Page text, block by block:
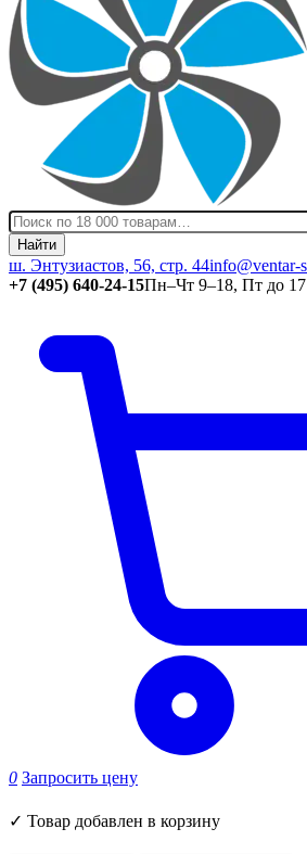
Найти
ш. Энтузиастов, 56, стр. 44info@ventar-
+7 (495) 640-24-15Пн–Чт 9–18, Пт до 17
0 Запросить цену
✓ Товар добавлен в корзину